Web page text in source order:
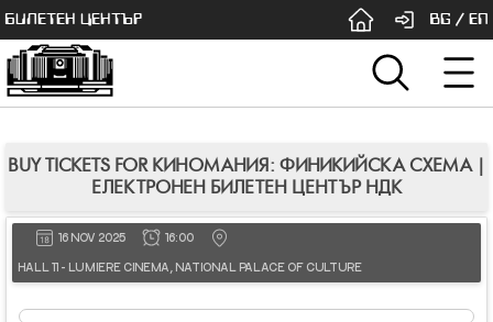
БИЛЕТЕН ЦЕНТЪР BG / EN
BUY TICKETS FOR КИНОМАНИЯ: ФИНИКИЙСКА СХЕМА |
ЕЛЕКТРОНЕН БИЛЕТЕН ЦЕНТЪР НДК
16 NOV 2025 16:00
HALL 11 - LUMIERE CINEMA, NATIONAL PALACE OF CULTURE